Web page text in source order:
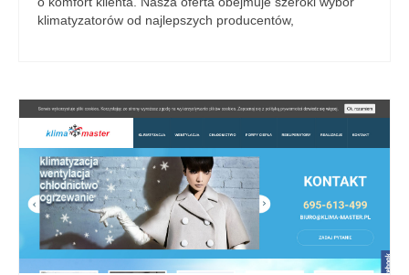
klimatyzatorów od najlepszych producentów,